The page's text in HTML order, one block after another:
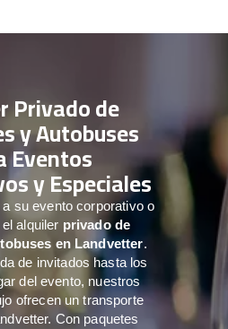
Privado de
y Autobuses
Eventos
y Especiales
su evento corporativo o
alquiler privado de
en Landvetter.
de invitados hasta los
del evento, nuestros
ofrecen un transporte
Con paquetes